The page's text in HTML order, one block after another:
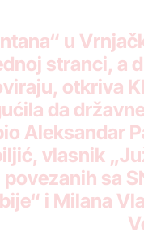
u
stranci, a
otkriva
da
Aleksandar
vlasnik
sa
i Milana